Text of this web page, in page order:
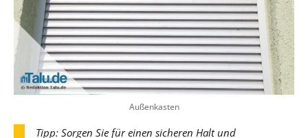
Außenkasten
Tipp: Sorgen Sie für einen sicheren Halt und